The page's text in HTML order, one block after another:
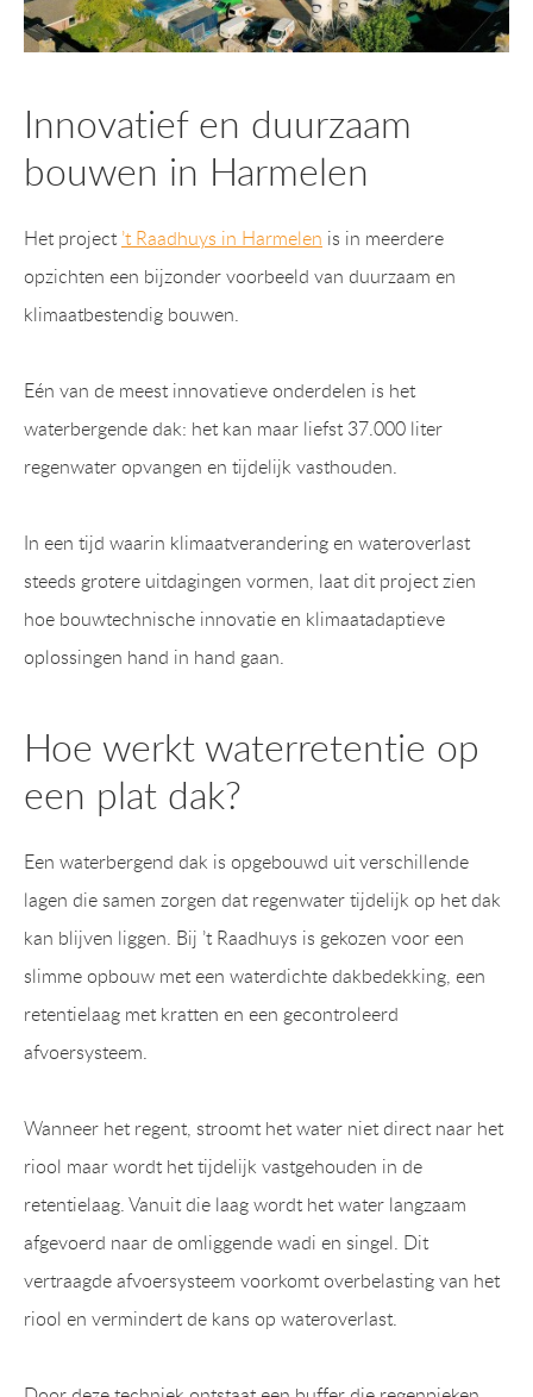
Innovatief en duurzaam
bouwen in Harmelen
Het project’t Raadhuys in Harmelen is in meerdere
opzichten een bijzonder voorbeeld van duurzaam en
klimaatbestendig bouwen.
Eén van de meest innovatieve onderdelen is het
waterbergende dak: het kan maar liefst 37.000 liter
regenwater opvangen en tijdelijk vasthouden.
In een tijd waarin klimaatverandering en wateroverlast
steeds grotere uitdagingen vormen, laat dit project zien
hoe bouwtechnische innovatie en klimaatadaptieve
oplossingen hand in hand gaan.
Hoe werkt waterretentie op
een plat dak?
Een waterbergend dak is opgebouwd uit verschillende
lagen die samen zorgen dat regenwater tijdelijk op het dak
kan blijven liggen. Bij ’t Raadhuys is gekozen voor een
slimme opbouw met een waterdichte dakbedekking, een
retentielaag met kratten en een gecontroleerd
afvoersysteem.
Wanneer het regent, stroomt het water niet direct naar het
riool maar wordt het tijdelijk vastgehouden in de
retentielaag. Vanuit die laag wordt het water langzaam
afgevoerd naar de omliggende wadi en singel. Dit
vertraagde afvoersysteem voorkomt overbelasting van het
riool en vermindert de kans op wateroverlast.